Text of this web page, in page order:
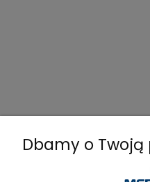
Dbamy o